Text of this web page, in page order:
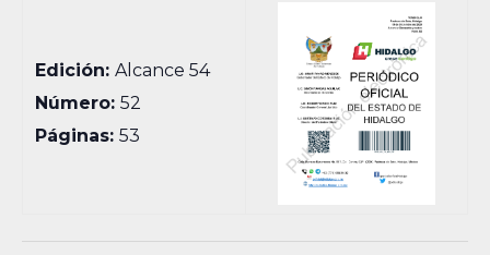
Edición:Alcance 54
Número:52
Páginas:53